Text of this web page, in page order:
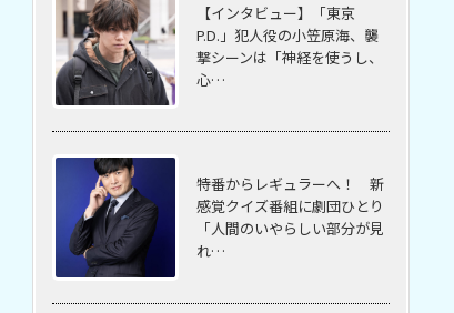
【インタビュー】「東京
P.D.」犯人役の小笠原海、襲
撃シーンは「神経を使うし、
心…
特番からレギュラーへ！ 新
感覚クイズ番組に劇団ひとり
「人間のいやらしい部分が見
れ…